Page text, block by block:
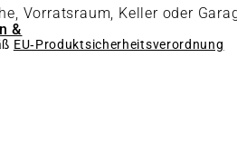
&
Vorratsraum, Keller oder
EU‑Produktsicherheitsverordnung